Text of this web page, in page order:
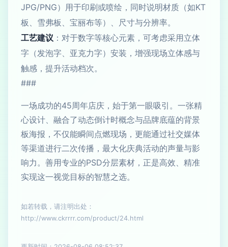
JPG/PNG）用于印刷或喷绘，同时说明材质（如KT
板、雪弗板、宝丽布等）、尺寸与分辨率。
工艺建议 ：对于数字等核心元素，可考虑采用立体
字（发泡字、亚克力字）安装，增强现场立体感与
触感，提升活动档次。
###
一场成功的45周年店庆，始于第一眼吸引。一张精
心设计、融合了动态倒计时概念与品牌底蕴的背景
板海报，不仅能瞬间点燃现场，更能通过社交媒体
等渠道进行二次传播，最大化庆典活动的声量与影
响力。善用专业的PSD分层素材，正是高效、精准
实现这一视觉目标的智慧之选。
如若转载，请注明出处：
http://www.ckrrrr.com/product/24.html